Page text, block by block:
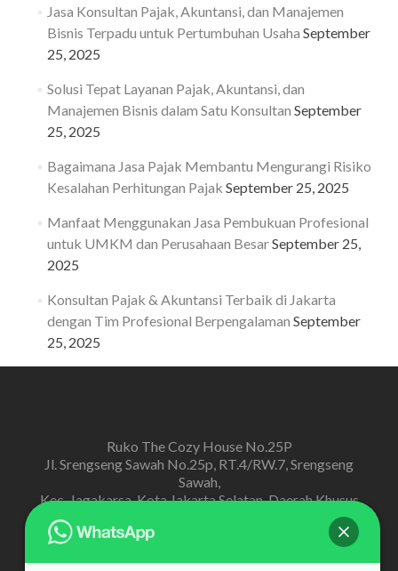
Jasa Konsultan Pajak, Akuntansi, dan Manajemen
Bisnis Terpadu untuk Pertumbuhan Usaha September
25, 2025
Solusi Tepat Layanan Pajak, Akuntansi, dan
Manajemen Bisnis dalam Satu Konsultan September
25, 2025
Bagaimana Jasa Pajak Membantu Mengurangi Risiko
Kesalahan Perhitungan Pajak September 25, 2025
Manfaat Menggunakan Jasa Pembukuan Profesional
untuk UMKM dan Perusahaan BesarSeptember 25,
2025
Konsultan Pajak & Akuntansi Terbaik di Jakarta
dengan Tim Profesional Berpengalaman September
25, 2025
Ruko The Cozy House No.25P
Jl. Srengseng Sawah No.25p, RT.4/RW.7, Srengseng
Sawah,
Kec. Jagakarsa, Kota Jakarta Selatan, Daerah Khusus
admin@me-konsultan.com